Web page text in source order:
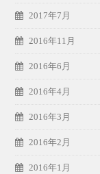
2017年7月
2016年11月
2016年6月
2016年4月
2016年3月
2016年2月
2016年1月